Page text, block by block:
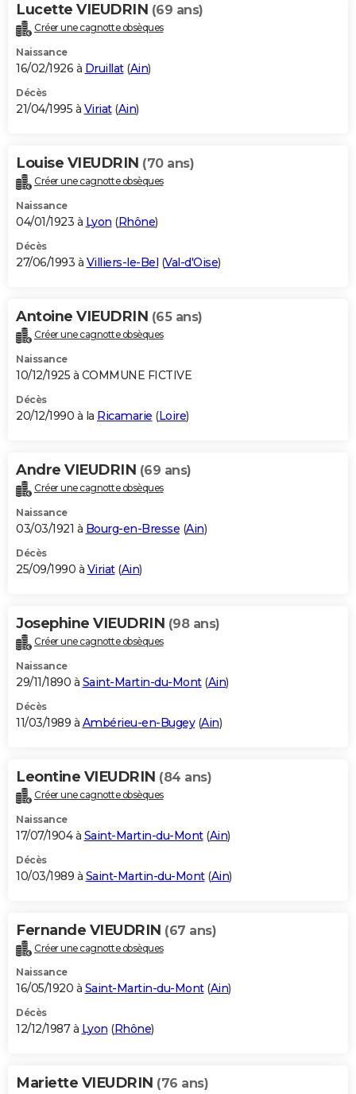
Lucette VIEUDRIN (69 ans)
Créer une cagnotte obsèques
Naissance
16/02/1926 à Druillat(Ain)
Décès
21/04/1995 à Viriat(Ain)
Louise VIEUDRIN (70 ans)
Créer une cagnotte obsèques
Naissance
04/01/1923 à Lyon (Rhône)
Décès
27/06/1993 à Villiers-le-Bel (Val-d'Oise)
Antoine VIEUDRIN (65 ans)
Créer une cagnotte obsèques
Naissance
10/12/1925 à COMMUNE FICTIVE
Décès
20/12/1990 à la Ricamarie (Loire)
Andre VIEUDRIN (69 ans)
Créer une cagnotte obsèques
Naissance
03/03/1921 à Bourg-en-Bresse (Ain)
Décès
25/09/1990 à Viriat(Ain)
Josephine VIEUDRIN (98 ans)
Créer une cagnotte obsèques
Naissance
29/11/1890 à Saint-Martin-du-Mont(Ain)
Décès
11/03/1989 à Ambérieu-en-Bugey(Ain)
Leontine VIEUDRIN (84 ans)
Créer une cagnotte obsèques
Naissance
17/07/1904 à Saint-Martin-du-Mont(Ain)
Décès
10/03/1989 à Saint-Martin-du-Mont(Ain)
Fernande VIEUDRIN (67 ans)
Créer une cagnotte obsèques
Naissance
16/05/1920 à Saint-Martin-du-Mont(Ain)
Décès
12/12/1987 à Lyon (Rhône)
Mariette VIEUDRIN (76 ans)